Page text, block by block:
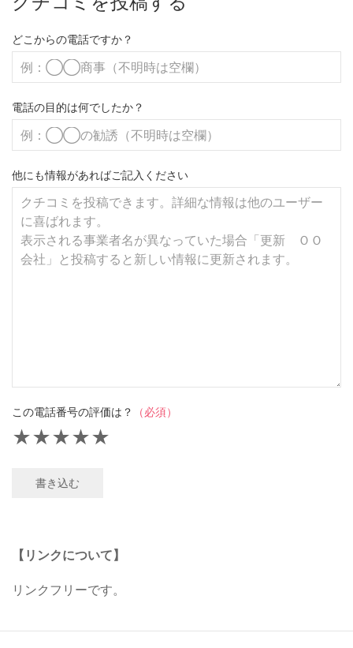
どこからの電話ですか？
電話の目的は何でしたか？
他にも情報があればご記入ください
この電話番号の評価は？ （必須）
★
★
★
★
★
書き込む
【リンクについて】
リンクフリーです。